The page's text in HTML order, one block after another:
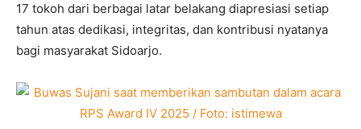
17 tokoh dari berbagai latar belakang diapresiasi setiap
tahun atas dedikasi, integritas, dan kontribusi nyatanya
bagi masyarakat Sidoarjo.